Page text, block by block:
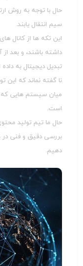
حال با توجه به روش
سیم انتقال یابند.
این تکه ها از کانال
داشته باشند، و بعد
تبدیل دیجیتال به
نا گفته نماند که این
میان سیستم هایی که
است.
حال ما تیم تولید
بررسی دقیق و فنی در
دهیم.